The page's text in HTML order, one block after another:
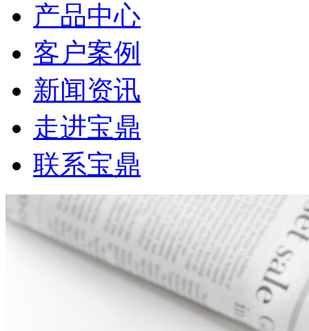
产品中心
客户案例
新闻资讯
走进宝鼎
联系宝鼎